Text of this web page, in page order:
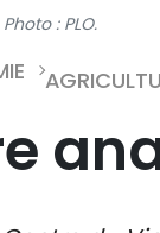
Photo : PLO.